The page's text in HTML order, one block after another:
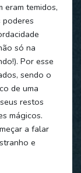
eram temidos,
poderes
só na
Por esse
sendo o
de uma
restos
mágicos.
a falar
e